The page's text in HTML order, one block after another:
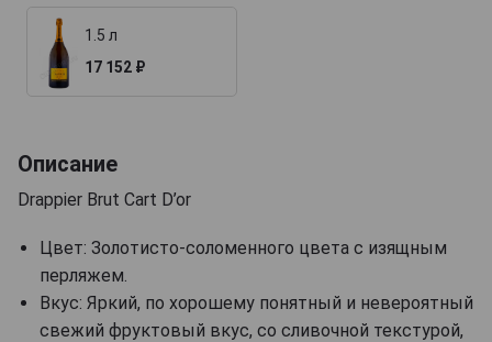
1.5 л
17 152 ₽
Описание
Drappier Brut Cart D’or
Цвет: Золотисто-соломенного цвета с изящным
перляжем.
Вкус: Яркий, по хорошему понятный и невероятный
свежий фруктовый вкус, со сливочной текстурой,